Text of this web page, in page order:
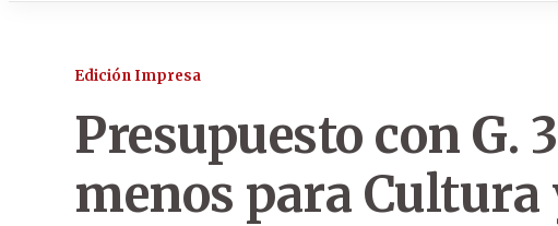
Edición Impresa
Presupuesto con G.
menos para Cultura